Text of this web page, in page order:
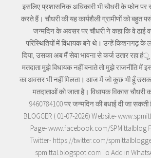
इसलिए प्रशासनिक अधिकारी भी चौधरी के फोन पर
करते हैं। चौधरी की यह कार्यशैली ग्रामीणों को बहुत
जन्मदिन के अवसर पर चौधरी ने कहा कि वे ढाई
परिस्थितियों में विधायक बने थे। उन्हें किशनगढ़ के
दिया, उसका अब मैं सेवा भावना से कर्ज उतार रहा
मतदाता मुझे विधायक नहीं बनाते तो मुझे राजनीति में
का अवसर भी नहीं मिलता। आज में जो कुछ भी हूँ
मतदाताओं को जाता है। विधायक विकास चौधरी
9460784100 पर जन्मदिन की बधाई दी जा सकती
BLOGGER ( 01-07-2026) Website-
Page- www.facebook.com/SPMittalblog
Twitter- https://twitter.com/
spmittal.blogspot.com To Add in